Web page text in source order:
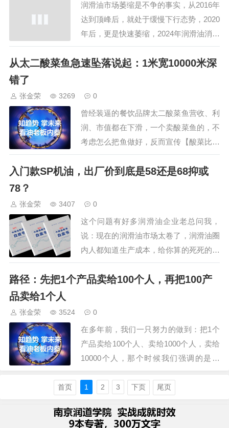
式，一种…
润滑油市场萎缩是不争的事实，从2016年
达到顶峰后，就处于缓慢下行态势，2020
年后，更是快速萎缩，2024年润滑油消费
量不超过500万吨，比登峰时期缩水了3成
以上，从几家上市润滑油企业财报就可以
从太二酸菜鱼急速坠落说起：1米宽10000米深
错了
张金荣 3269 0
曾经装逼的餐饮品牌太二酸菜鱼营收、利
润、市值都在下滑，一个卖酸菜鱼的，不
考虑怎么把鱼做好，反而宣传【酸菜比鱼
好吃】，这不是寓言故事里的【买椟还
珠】的翻版？不仅如此，作为服务业，却
菜鱼不仅不…
入门款SP机油，出厂价到底是58还是68抑或
78？
张金荣 3407 0
这个问题有好多润滑油企业老总问我，
说：现在的润滑油市场太卷了，润滑油圈
内人都知道生产成本，给你算的死死的，
根本卖不出价格来，我们只好不断推出新
牌子新包装，可即使这样，入门款的SP
更好…
路径：先把1个产品卖给100个人，再把100产
品卖给1个人
张金荣 3524 0
在多年前，我们一只努力的做到：把1个
产品卖给100个人、卖给1000个人，卖给
10000个人，那个时候我们强调的是品
段其实简单、直接、暴力。比如说用报纸
会议营销，体验营销，旅游营销，书籍营
首页 1 2 3 下页 尾页